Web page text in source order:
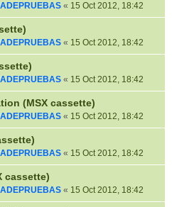
« 15 Oct 2012, 18:42
« 15 Oct 2012, 18:42
« 15 Oct 2012, 18:42
(MSX cassette)
« 15 Oct 2012, 18:42
« 15 Oct 2012, 18:42
cassette)
« 15 Oct 2012, 18:42